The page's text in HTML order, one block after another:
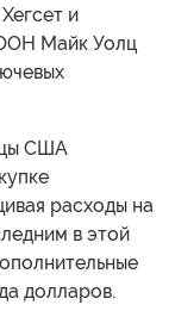
и
Майк Уолц
США
расходы на
в этой
долларов.